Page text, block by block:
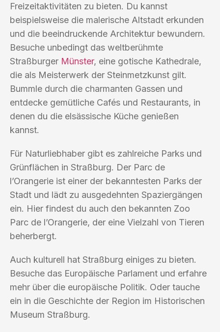
Freizeitaktivitäten zu bieten. Du kannst
beispielsweise die malerische Altstadt erkunden
und die beeindruckende Architektur bewundern.
Besuche unbedingt das weltberühmte
Straßburger Münster, eine gotische Kathedrale,
die als Meisterwerk der Steinmetzkunst gilt.
Bummle durch die charmanten Gassen und
entdecke gemütliche Cafés und Restaurants, in
denen du die elsässische Küche genießen
kannst.
Für Naturliebhaber gibt es zahlreiche Parks und
Grünflächen in Straßburg. Der Parc de
l’Orangerie ist einer der bekanntesten Parks der
Stadt und lädt zu ausgedehnten Spaziergängen
ein. Hier findest du auch den bekannten Zoo
Parc de l’Orangerie, der eine Vielzahl von Tieren
beherbergt.
Auch kulturell hat Straßburg einiges zu bieten.
Besuche das Europäische Parlament und erfahre
mehr über die europäische Politik. Oder tauche
ein in die Geschichte der Region im Historischen
Museum Straßburg.